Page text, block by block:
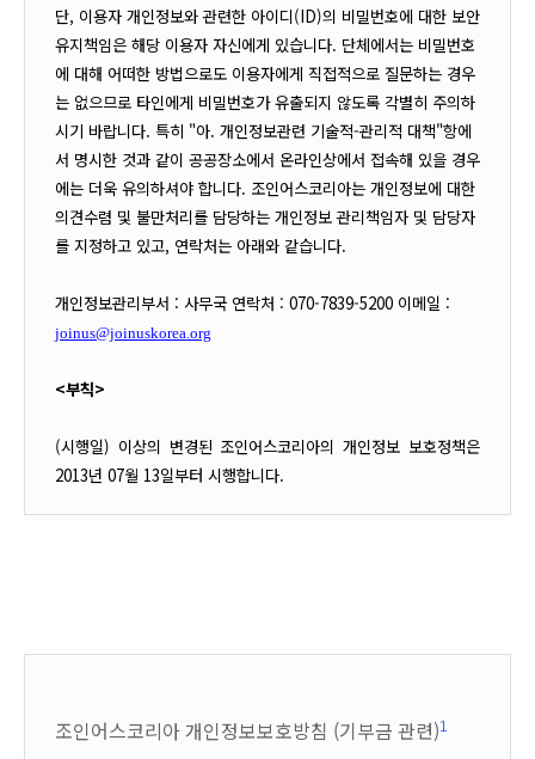
단, 이용자 개인정보와 관련한 아이디(ID)의 비밀번호에 대한 보안
유지책임은 해당 이용자 자신에게 있습니다. 단체에서는 비밀번호
에 대해 어떠한 방법으로도 이용자에게 직접적으로 질문하는 경우
는 없으므로 타인에게 비밀번호가 유출되지 않도록 각별히 주의하
시기 바랍니다. 특히 "아. 개인정보관련 기술적-관리적 대책"항에
서 명시한 것과 같이 공공장소에서 온라인상에서 접속해 있을 경우
에는 더욱 유의하셔야 합니다. 조인어스코리아는 개인정보에 대한
의견수렴 및 불만처리를 담당하는 개인정보 관리책임자 및 담당자
를 지정하고 있고, 연락처는 아래와 같습니다.
개인정보관리부서 : 사무국 연락처 : 070-7839-5200 이메일 :
joinus@joinuskorea.org
<부칙>
(시행일) 이상의 변경된 조인어스코리아의 개인정보 보호정책은
2013년 07월 13일부터 시행합니다.
조인어스코리아 개인정보보호방침 (기부금 관련)1